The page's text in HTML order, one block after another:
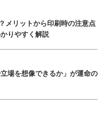
メリットから印刷時の注意点
りやすく解説
立場を想像できるか」が運命の